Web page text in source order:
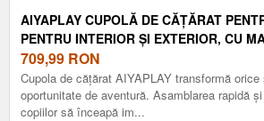
AIYAPLAY CUPOLĂ DE CĂȚĂRAT
PENTRU INTERIOR ȘI EXTERIOR, CU
DIN PLASTIC, 182, 5X182, 5X119 CM,
AOSOM ROMANIA
709,99 RON
Cupola de cățărat AIYAPLAY transformă orice
oportunitate de aventură. Asamblarea rapidă
copiilor să înceapă im...